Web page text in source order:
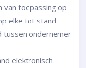
van toepassing op
elke tot stand
tussen ondernemer
elektronisch